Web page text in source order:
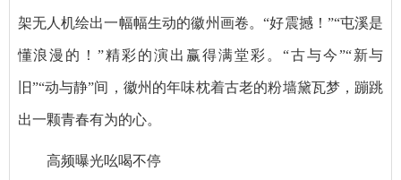
架无人机绘出一幅幅生动的徽州画卷。“好震撼！”“屯溪是
懂浪漫的！”精彩的演出赢得满堂彩。“古与今”“新与
旧”“动与静”间，徽州的年味枕着古老的粉墙黛瓦梦，蹦跳
出一颗青春有为的心。
高频曝光吆喝不停